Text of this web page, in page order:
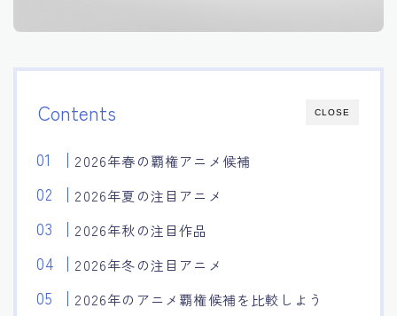
CLOSE
Contents
2026年春の覇権アニメ候補
2026年夏の注目アニメ
2026年秋の注目作品
2026年冬の注目アニメ
2026年のアニメ覇権候補を比較しよう